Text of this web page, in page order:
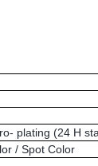
plating (24 H
/ Spot Color